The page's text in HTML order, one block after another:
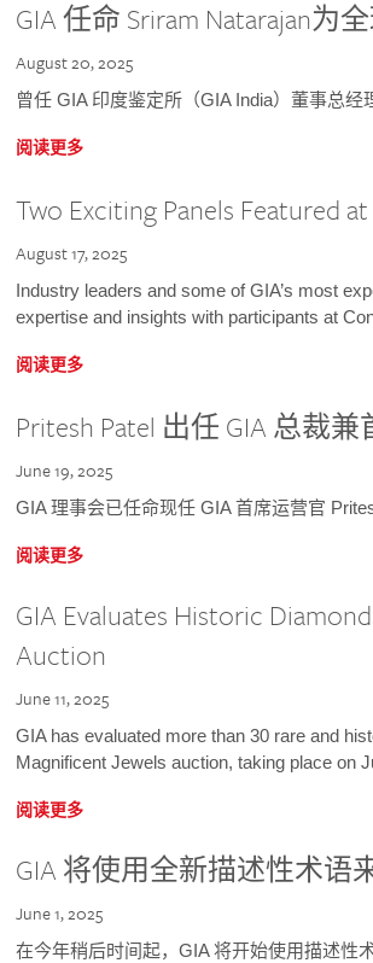
GIA 任命 Sriram Natarajan
August 20, 2025
曾任 GIA 印度鉴定所（GIA India）董事总
阅读更多
Two Exciting Panels Featured
August 17, 2025
Industry leaders and some of GIA’s most
expertise and insights with participants at
阅读更多
Pritesh Patel 出任 GIA 总裁
June 19, 2025
GIA 理事会已任命现任 GIA 首席运营官
阅读更多
GIA Evaluates Historic
Auction
June 11, 2025
GIA has evaluated more than 30 rare and
Magnificent Jewels auction, taking place on
阅读更多
GIA 将使用全新描述性术语
June 1, 2025
在今年稍后时间起，GIA 将开始使用描述性